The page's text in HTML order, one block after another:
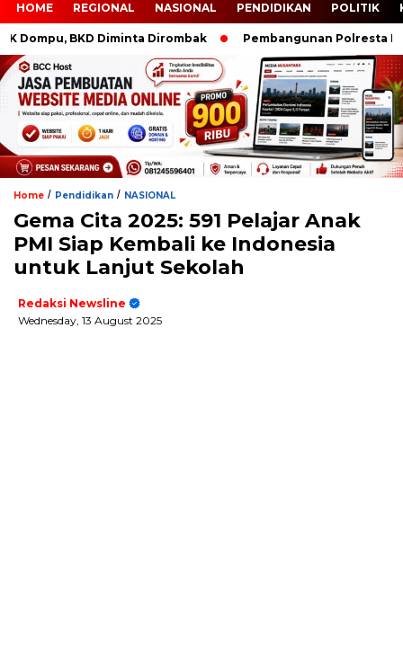
HOME REGIONAL NASIONAL PENDIDIKAN POLITIK
BKD Diminta Dirombak Pembangunan Polresta IKN
Home / Pendidikan / NASIONAL
Gema Cita 2025: 591 Pelajar Anak
PMI Siap Kembali ke Indonesia
untuk Lanjut Sekolah
Redaksi Newsline
Wednesday, 13 August 2025